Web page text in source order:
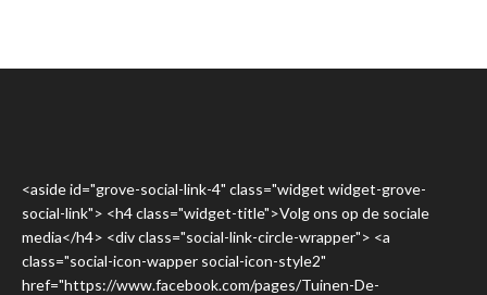
<aside id="grove-social-link-4" class="widget widget-grove-
social-link"> <h4 class="widget-title">Volg ons op de sociale
media</h4> <div class="social-link-circle-wrapper"> <a
class="social-icon-wapper social-icon-style2"
href="https://www.facebook.com/pages/Tuinen-De-